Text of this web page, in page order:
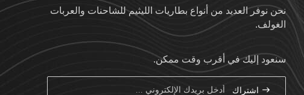
نحن نوفر العديد من أنواع بطاريات الليثيم للشاحنات والعربات
الغولف.
سنعود إليك في أقرب وقت ممكن.
اشتراك